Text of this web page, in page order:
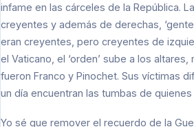
infame en las cárceles de la República.
creyentes y además de derechas,
eran creyentes, pero creyentes de
el Vaticano, el ‘orden’ sube a los
fueron Franco y Pinochet. Sus víctimas
un día encuentran las tumbas de
Yo sé que remover el recuerdo de la